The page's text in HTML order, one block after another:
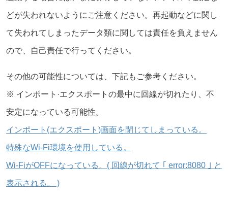
どが失われないようにご注意ください。再起動などに関し
て失われてしまったデータ類に関しては責任を負えません
ので、自己責任で行ってください。
その他の可能性については、下記もご参考ください。
※ インポート·エクスポートの最中に回線が切れたり、不
安定になっている可能性。
インポート(エクスポート)画面を閉じてしまっている。
特殊なWi-Fi環境を使用している。
Wi-FiがOFFになっている。( 回線が切れて ｢ error:8080 ｣ と
表示される。 )